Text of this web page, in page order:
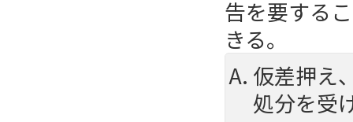
告を要する
きる。
仮差押え
処分を受